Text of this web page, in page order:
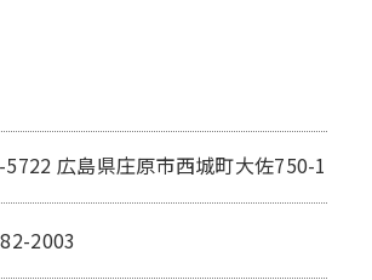
5722 広島県庄原市西城町大佐750-1
2003